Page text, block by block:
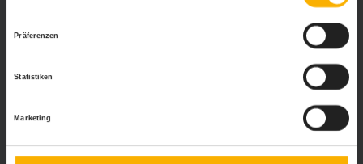
Präferenzen
Statistiken
Marketing